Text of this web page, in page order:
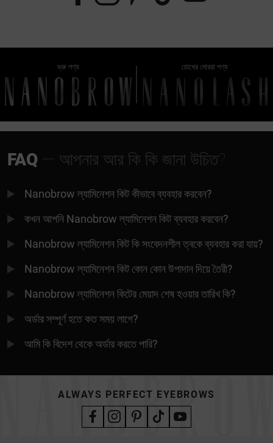
ভ্রু পণ্য চোখের দোররা পণ্য
FAQ — আপনার আর কি কি জানা উচিত?
Nanobrow ল্যামিনেশন কিট কীভাবে ব্যবহার করবেন?
কখন আপনি Nanobrow ল্যামিনেশন কিট ব্যবহার করবেন?
Nanobrow ল্যামিনেশন কিট কি সংবেদনশীল ত্বকে ব্যবহার করা যায়?
Nanobrow ল্যামিনেশন কিট কোন কোন উপাদান দিয়ে তৈরী?
Nanobrow ল্যামিনেশন কিটের মেয়াদ শেষ হওয়ার তারিখ কি?
অর্ডার সম্পূর্ণ হতে কত সময় লাগে?
আমি কি বিদেশ থেকে অর্ডার করতে পারি?
ALWAYS PERFECT EYEBROWS